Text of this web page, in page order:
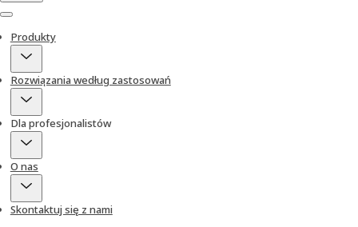
Menu
Produkty
Rozwiązania według zastosowań
Dla profesjonalistów
O nas
Skontaktuj się z nami